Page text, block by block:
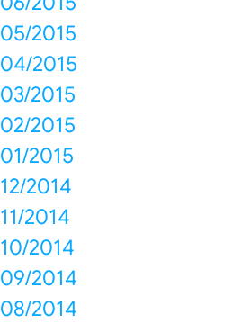
05/2015
04/2015
03/2015
02/2015
01/2015
12/2014
11/2014
10/2014
09/2014
08/2014